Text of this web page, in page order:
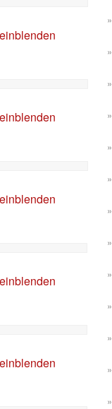
»
»
»
»
»
»
»
»
»
»
»
»
»